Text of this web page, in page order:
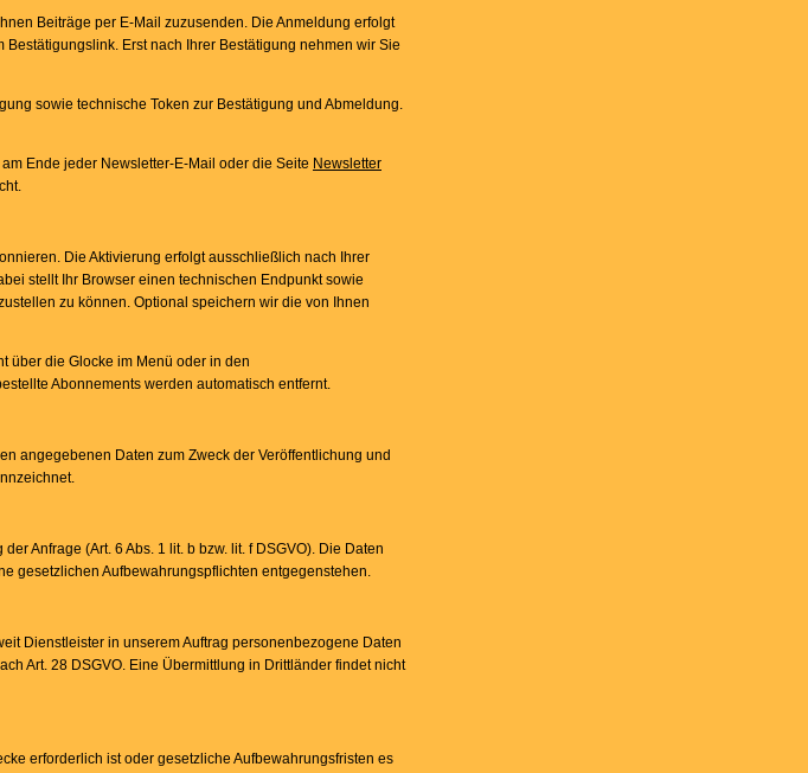
Beiträge per E-Mail zuzusenden. Die Anmeldung erfolgt
Erst nach Ihrer Bestätigung nehmen wir Sie
sowie technische Token zur Bestätigung und Abmeldung.
Ende jeder Newsletter-E-Mail oder die Seite Newsletter
Die Aktivierung erfolgt ausschließlich nach Ihrer
stellt Ihr Browser einen technischen Endpunkt sowie
zu können. Optional speichern wir die von Ihnen
über die Glocke im Menü oder in den
Abonnements werden automatisch entfernt.
angegebenen Daten zum Zweck der Veröffentlichung und
Anfrage (Art. 6 Abs. 1 lit. b bzw. lit. f DSGVO). Die Daten
gesetzlichen Aufbewahrungspflichten entgegenstehen.
Dienstleister in unserem Auftrag personenbezogene Daten
Art. 28 DSGVO. Eine Übermittlung in Drittländer findet nicht
erforderlich ist oder gesetzliche Aufbewahrungsfristen es